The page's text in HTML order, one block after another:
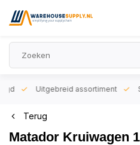
Uitgebreid assortiment
Terug
Matador Kruiwagen